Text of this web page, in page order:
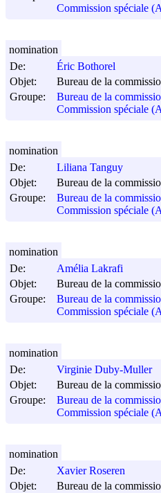
Commission spéciale
De:
Éric Bothorel
Objet:
Bureau de la
Groupe:
Bureau de la
Commission spéciale
nomination
De:
Liliana Tanguy
Objet:
Bureau de la
Groupe:
Bureau de la
Commission spéciale
nomination
De:
Amélia Lakrafi
Objet:
Bureau de la
Groupe:
Bureau de la
Commission spéciale
nomination
De:
Virginie Duby-Muller
Objet:
Bureau de la
Groupe:
Bureau de la
Commission spéciale
nomination
De:
Xavier Roseren
Objet:
Bureau de la
nomination